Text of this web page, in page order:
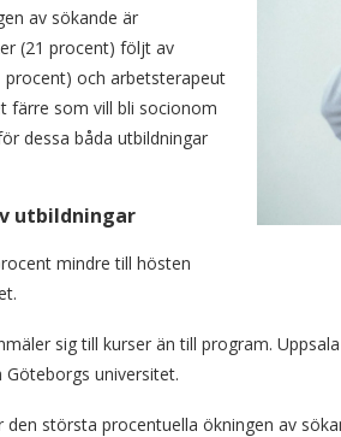
av sökande är
(21 procent) följt av
procent) och arbetsterapeut
färre som vill bli socionom
dessa båda utbildningar
utbildningar
mindre till hösten
sig till kurser än till program.
universitet.
största procentuella ökningen av